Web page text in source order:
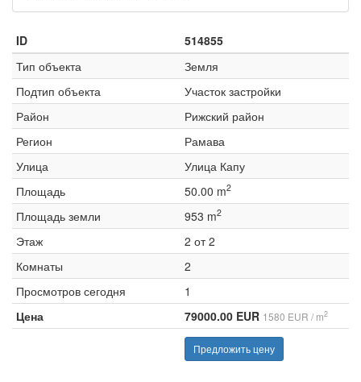
ID
514855
Тип объекта
Земля
Подтип объекта
Участок застройки
Район
Рижский район
Регион
Рамава
Улица
Улица Капу
Площадь
50.00 m2
Площадь земли 953 m2
Этаж
2 от 2
Комнаты
2
Просмотров сегодня
1
Цена
79000.00 EUR 1580 EUR / m2
Предложить цену